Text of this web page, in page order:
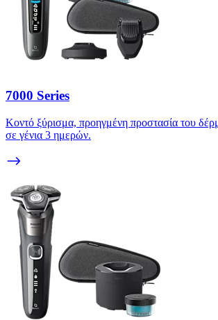
7000 Series
Κοντό ξύρισμα, προηγμένη προστασία του
σε γένια 3 ημερών.